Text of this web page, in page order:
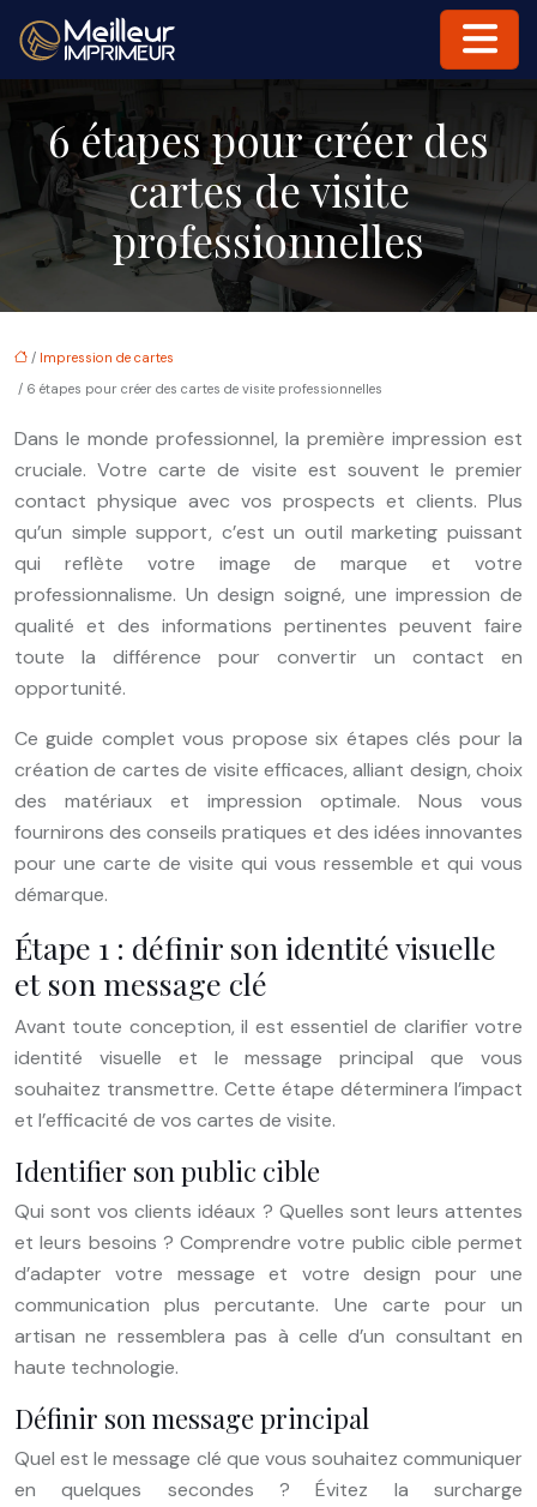
6 étapes pour créer des
cartes de visite
professionnelles
/ Impression de cartes
/ 6 étapes pour créer des cartes de visite professionnelles
Dans le monde professionnel, la première impression est
cruciale. Votre carte de visite est souvent le premier
contact physique avec vos prospects et clients. Plus
qu’un simple support, c’est un outil marketing puissant
qui reflète votre image de marque et votre
professionnalisme. Un design soigné, une impression de
qualité et des informations pertinentes peuvent faire
toute la différence pour convertir un contact en
opportunité.
Ce guide complet vous propose six étapes clés pour la
création de cartes de visite efficaces, alliant design, choix
des matériaux et impression optimale. Nous vous
fournirons des conseils pratiques et des idées innovantes
pour une carte de visite qui vous ressemble et qui vous
démarque.
Étape 1 : définir son identité visuelle
et son message clé
Avant toute conception, il est essentiel de clarifier votre
identité visuelle et le message principal que vous
souhaitez transmettre. Cette étape déterminera l’impact
et l’efficacité de vos cartes de visite.
Identifier son public cible
Qui sont vos clients idéaux ? Quelles sont leurs attentes
et leurs besoins ? Comprendre votre public cible permet
d’adapter votre message et votre design pour une
communication plus percutante. Une carte pour un
artisan ne ressemblera pas à celle d’un consultant en
haute technologie.
Définir son message principal
Quel est le message clé que vous souhaitez communiquer
en quelques secondes ? Évitez la surcharge